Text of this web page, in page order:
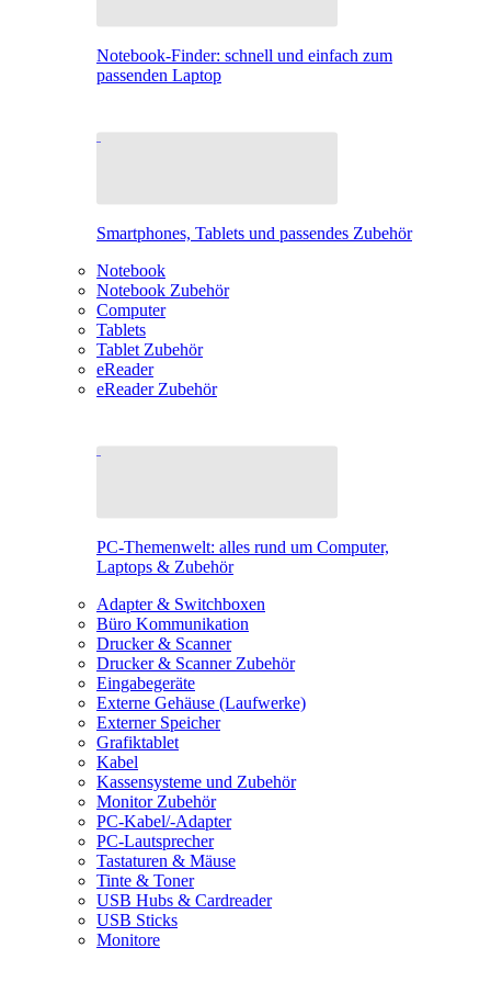
Notebook-Finder: schnell und einfach zum
passenden Laptop
Smartphones, Tablets und passendes Zubehör
Notebook
Notebook Zubehör
Computer
Tablets
Tablet Zubehör
eReader
eReader Zubehör
PC-Themenwelt: alles rund um Computer,
Laptops & Zubehör
Adapter & Switchboxen
Büro Kommunikation
Drucker & Scanner
Drucker & Scanner Zubehör
Eingabegeräte
Externe Gehäuse (Laufwerke)
Externer Speicher
Grafiktablet
Kabel
Kassensysteme und Zubehör
Monitor Zubehör
PC-Kabel/-Adapter
PC-Lautsprecher
Tastaturen & Mäuse
Tinte & Toner
USB Hubs & Cardreader
USB Sticks
Monitore